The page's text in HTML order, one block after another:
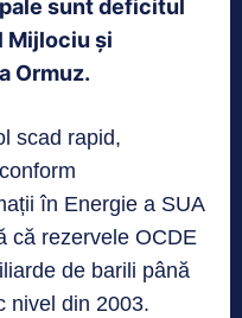
sunt deficitul
Mijlociu și
Ormuz.
scad rapid,
în Energie a SUA
că rezervele OCDE
de barili până
nivel din 2003.